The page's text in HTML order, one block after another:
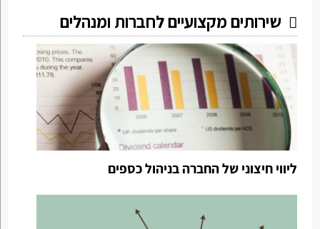
שירותים מקצועיים לחברות ומנהלים
ליווי חיצוני של החברה בניהול כספים